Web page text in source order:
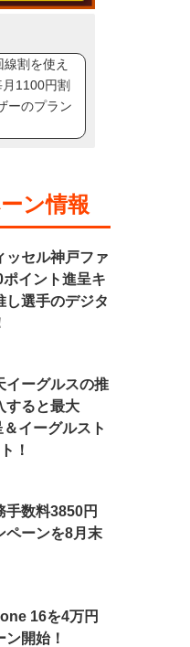
割を使え
1100円割
ーのプラン
ン情報
ッセル神戸ファ
イント進呈キ
し選手のデジタ
イーグルスの推
すると最大
イーグルスト
！
手数料3850円
ペーンを8月末
16を4万円
開始！